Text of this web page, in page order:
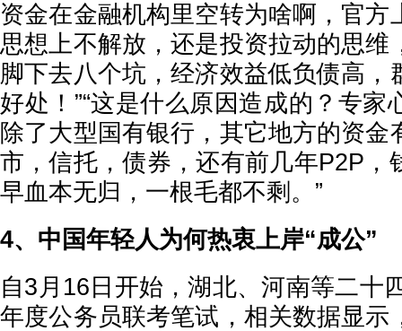
资金在金融机构里空转为啥啊，官方
思想上不解放，还是投资拉动的思维
脚下去八个坑，经济效益低负债高，
好处！”“这是什么原因造成的？专家
除了大型国有银行，其它地方的资金
市，信托，债券，还有前几年P2P，
早血本无归，一根毛都不剩。”
4、中国年轻人为何热衷上岸“成公”
自3月16日开始，湖北、河南等二十
年度公务员联考笔试，相关数据显示